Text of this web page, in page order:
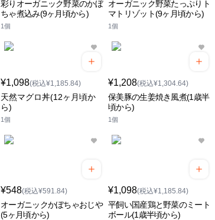
彩りオーガニック野菜のかぼ
ちゃ煮込み(9ヶ月頃から)
1個
オーガニック野菜たっぷりト
マトリゾット(9ヶ月頃から)
1個
¥1,098(税込¥1,185.84)
天然マグロ丼(12ヶ月頃か
ら)
1個
¥1,208(税込¥1,304.64)
保美豚の生姜焼き風煮(1歳半
頃から)
1個
¥548(税込¥591.84)
オーガニックかぼちゃおじや
(5ヶ月頃から)
¥1,098(税込¥1,185.84)
平飼い国産鶏と野菜のミート
ボール(1歳半頃から)